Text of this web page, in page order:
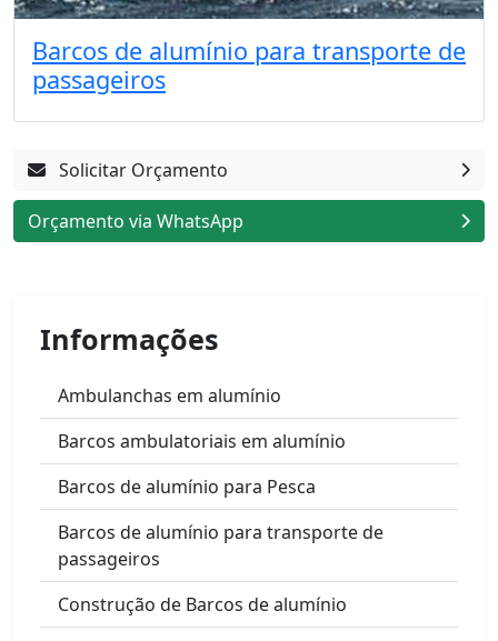
Barcos de alumínio para transporte de
passageiros
Solicitar Orçamento
Orçamento via WhatsApp
Informações
Ambulanchas em alumínio
Barcos ambulatoriais em alumínio
Barcos de alumínio para Pesca
Barcos de alumínio para transporte de
passageiros
Construção de Barcos de alumínio